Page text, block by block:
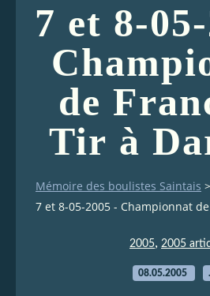
7 et 8-
de
Tir à
Mémoire des boulistes Saintais >
7 et 8-05-2005 - Championnat
2005, 2005
08.05.2005